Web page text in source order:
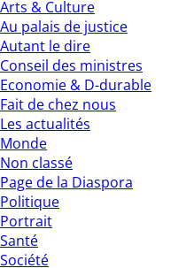
Arts & Culture
Au palais de justice
Autant le dire
Conseil des ministres
Economie & D-durable
Fait de chez nous
Les actualités
Monde
Non classé
Page de la Diaspora
Politique
Portrait
Santé
Société